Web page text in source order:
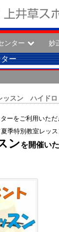
ンター 妙
ー
ッスン ハイド
ーをご利用いた
季特別教室レッス
ンを開催い